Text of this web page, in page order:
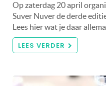
Op zaterdag 20 april
Suver Nuver de derde
Lees hier wat je daar
LEES VERDER